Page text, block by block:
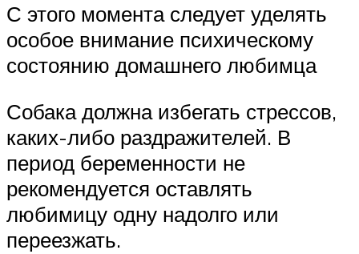
С этого момента следует уделять
особое внимание психическому
состоянию домашнего любимца
Собака должна избегать стрессов,
каких-либо раздражителей. В
период беременности не
рекомендуется оставлять
любимицу одну надолго или
переезжать.